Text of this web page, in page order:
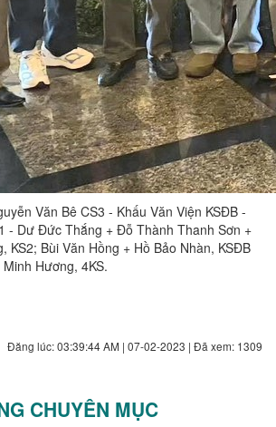
Văn Bê CS3 - Khấu Văn Viện KSĐB -
- Dư Đức Thắng + Đỗ Thành Thanh Sơn +
KS2; Bùi Văn Hồng + Hồ Bảo Nhàn, KSĐB
Hương, 4KS.
Đăng lúc: 03:39:44 AM | 07-02-2023 | Đã xem: 1309
CHUYÊN MỤC